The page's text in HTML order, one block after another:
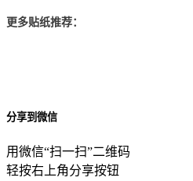
更多贴纸推荐：
分享到微信
用微信“扫一扫”二维码
轻按右上角分享按钮